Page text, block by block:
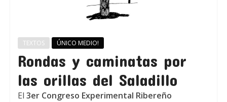
TEXTOS ÚNICO MEDIO!
Rondas y caminatas por
las orillas del Saladillo
El 3er Congreso Experimental Ribereño